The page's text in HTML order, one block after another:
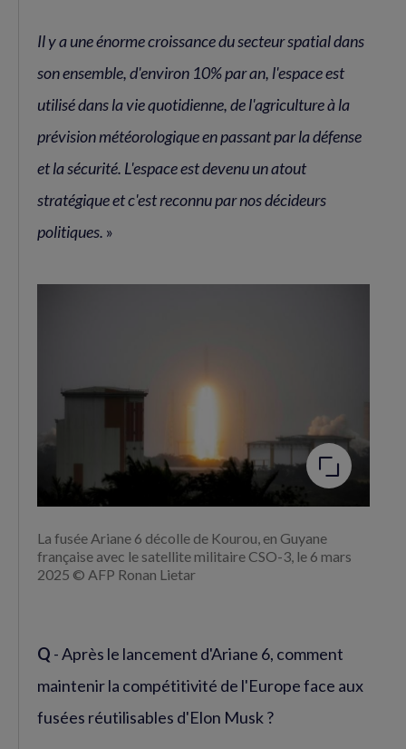
Il y a une énorme croissance du secteur spatial dans
son ensemble, d'environ 10% par an, l'espace est
utilisé dans la vie quotidienne, de l'agriculture à la
prévision météorologique en passant par la défense
et la sécurité. L'espace est devenu un atout
stratégique et c'est reconnu par nos décideurs
politiques. »
La fusée Ariane 6 décolle de Kourou, en Guyane
française avec le satellite militaire CSO-3, le 6 mars
2025 © AFP Ronan Lietar
Q - Après le lancement d'Ariane 6, comment
maintenir la compétitivité de l'Europe face aux
fusées réutilisables d'Elon Musk ?